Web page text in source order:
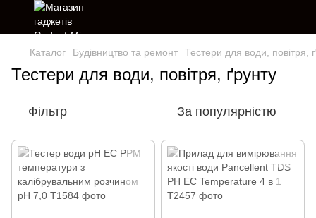
Каталог Будівництво та ремонт Тестери для води, повітря,
Тестери для води, повітря, ґрунту
Фільтр За популярністю